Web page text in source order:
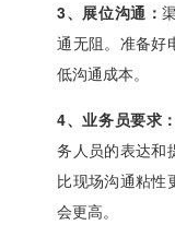
3、展位沟通：
通无阻。准备好
低沟通成本。
4、业务员要求：
务人员的表达和
比现场沟通粘性
会更高。